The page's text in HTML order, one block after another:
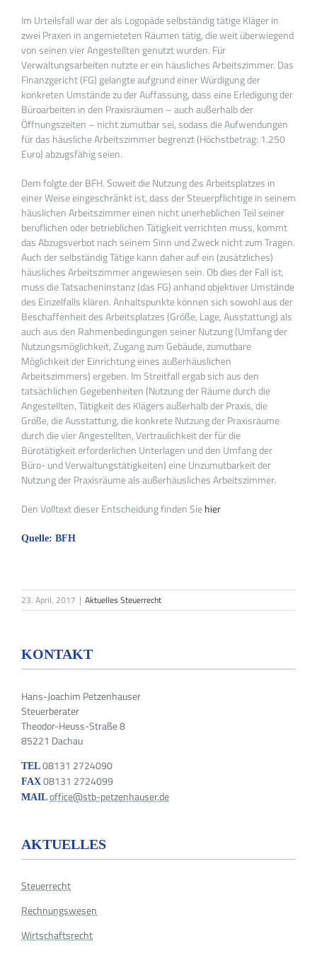
Im Urteilsfall war der als Logopäde selbständig tätige Kläger in
zwei Praxen in angemieteten Räumen tätig, die weit überwiegend
von seinen vier Angestellten genutzt wurden. Für
Verwaltungsarbeiten nutzte er ein häusliches Arbeitszimmer. Das
Finanzgericht (FG) gelangte aufgrund einer Würdigung der
konkreten Umstände zu der Auffassung, dass eine Erledigung der
Büroarbeiten in den Praxisräumen – auch außerhalb der
Öffnungszeiten – nicht zumutbar sei, sodass die Aufwendungen
für das häusliche Arbeitszimmer begrenzt (Höchstbetrag: 1.250
Euro) abzugsfähig seien.
Dem folgte der BFH. Soweit die Nutzung des Arbeitsplatzes in
einer Weise eingeschränkt ist, dass der Steuerpflichtige in seinem
häuslichen Arbeitszimmer einen nicht unerheblichen Teil seiner
beruflichen oder betrieblichen Tätigkeit verrichten muss, kommt
das Abzugsverbot nach seinem Sinn und Zweck nicht zum Tragen.
Auch der selbständig Tätige kann daher auf ein (zusätzliches)
häusliches Arbeitszimmer angewiesen sein. Ob dies der Fall ist,
muss die Tatsacheninstanz (das FG) anhand objektiver Umstände
des Einzelfalls klären. Anhaltspunkte können sich sowohl aus der
Beschaffenheit des Arbeitsplatzes (Größe, Lage, Ausstattung) als
auch aus den Rahmenbedingungen seiner Nutzung (Umfang der
Nutzungsmöglichkeit, Zugang zum Gebäude, zumutbare
Möglichkeit der Einrichtung eines außerhäuslichen
Arbeitszimmers) ergeben. Im Streitfall ergab sich aus den
tatsächlichen Gegebenheiten (Nutzung der Räume durch die
Angestellten, Tätigkeit des Klägers außerhalb der Praxis, die
Größe, die Ausstattung, die konkrete Nutzung der Praxisräume
durch die vier Angestellten, Vertraulichkeit der für die
Bürotätigkeit erforderlichen Unterlagen und den Umfang der
Büro- und Verwaltungstätigkeiten) eine Unzumutbarkeit der
Nutzung der Praxisräume als außerhäusliches Arbeitszimmer.
Den Volltext dieser Entscheidung finden Siehier
Quelle: BFH
23. April, 2017 | Aktuelles Steuerrecht
KONTAKT
Hans-Joachim Petzenhauser
Steuerberater
Theodor-Heuss-Straße 8
85221 Dachau
TEL 08131 2724090
FAX 08131 2724099
MAIL office@stb-petzenhauser.de
AKTUELLES
Steuerrecht
Rechnungswesen
Wirtschaftsrecht